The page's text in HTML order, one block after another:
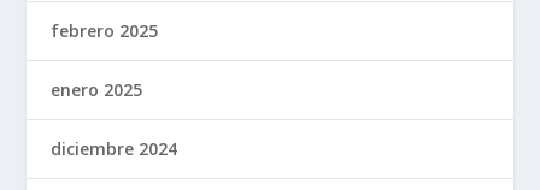
febrero 2025
enero 2025
diciembre 2024